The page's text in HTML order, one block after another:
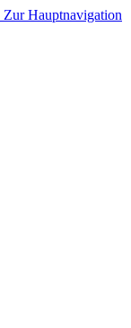
Zur Hauptnavigation